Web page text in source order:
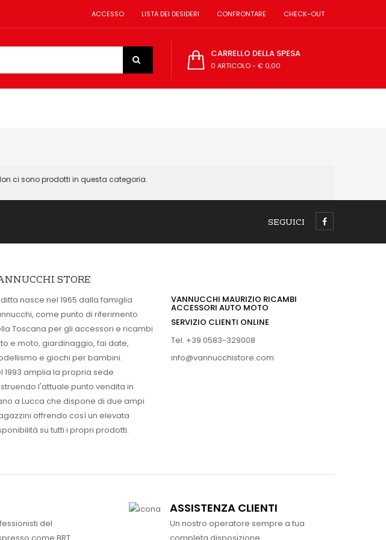
ACCESSO LISTA DEI DESIDERI CONFRONTARE CHECK-OUT
CARRELLO DELLA SPESA
0 ARTICOLO- € 0,00
ci sono prodotti in questa categoria.
SEGUICI
STORE
ditta nasce nel 1965 dalla famiglia
come punto di riferimento
Toscana per gli accessori e ricambi
e moto, giardinaggio, fai date,
e giochi per bambini.
1993 amplia la propria sede
l'attuale punto vendita in
a Lucca che dispone di due ampi
offrendo così un elevata
su tutti i propri prodotti.
VANNUCCHI MAURIZIO RICAMBI
ACCESSORI AUTO MOTO
SERVIZIO CLIENTI ONLINE
Tel. +39 0583-329008
info@vannucchistore.com
del
come BRT
ASSISTENZA CLIENTI
Un nostro operatore sempre a tua
completa disposizione